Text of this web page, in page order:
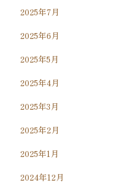
2025年7月
2025年6月
2025年5月
2025年4月
2025年3月
2025年2月
2025年1月
2024年12月